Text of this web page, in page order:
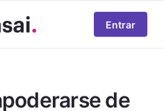
Entrar
de